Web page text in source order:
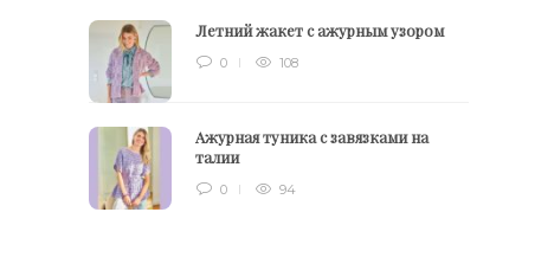
Летний жакет с ажурным узором
0 108
Ажурная туника с завязками на
талии
0 94